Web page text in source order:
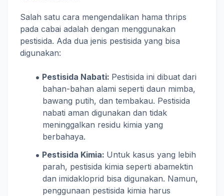
Salah satu cara mengendalikan hama thrips
pada cabai adalah dengan menggunakan
pestisida. Ada dua jenis pestisida yang bisa
digunakan:
Pestisida Nabati: Pestisida ini dibuat dari
bahan-bahan alami seperti daun mimba,
bawang putih, dan tembakau. Pestisida
nabati aman digunakan dan tidak
meninggalkan residu kimia yang
berbahaya.
Pestisida Kimia: Untuk kasus yang lebih
parah, pestisida kimia seperti abamektin
dan imidakloprid bisa digunakan. Namun,
penggunaan pestisida kimia harus